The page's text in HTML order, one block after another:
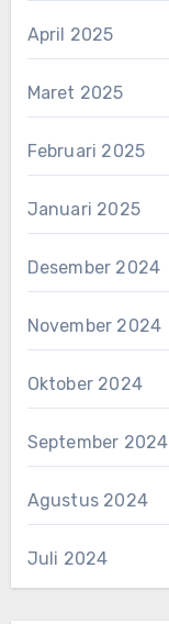
April 2025
Maret 2025
Februari 2025
Januari 2025
Desember 2024
November 2024
Oktober 2024
September 2024
Agustus 2024
Juli 2024